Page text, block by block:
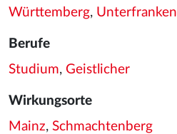
Württemberg, Unterfranken
Berufe
Studium, Geistlicher
Wirkungsorte
Mainz, Schmachtenberg